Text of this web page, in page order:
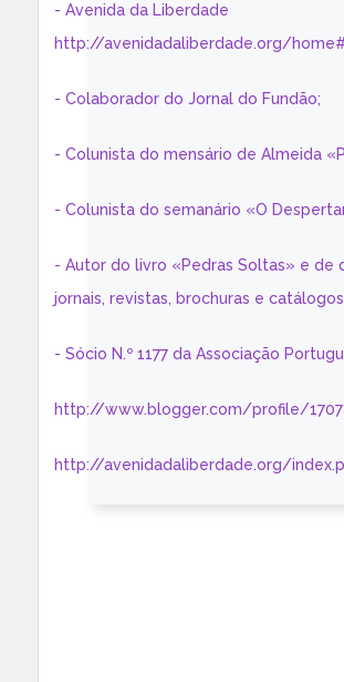
- Avenida da Liberdade
http://avenidadaliberdade.org/
- Colaborador do Jornal do Fundão;
- Colunista do mensário de Almeida
- Colunista do semanário «O
- Autor do livro «Pedras Soltas» e de
jornais, revistas, brochuras e
- Sócio N.º 1177 da Associação
http://www.blogger.com/profile/
http://avenidadaliberdade.org/